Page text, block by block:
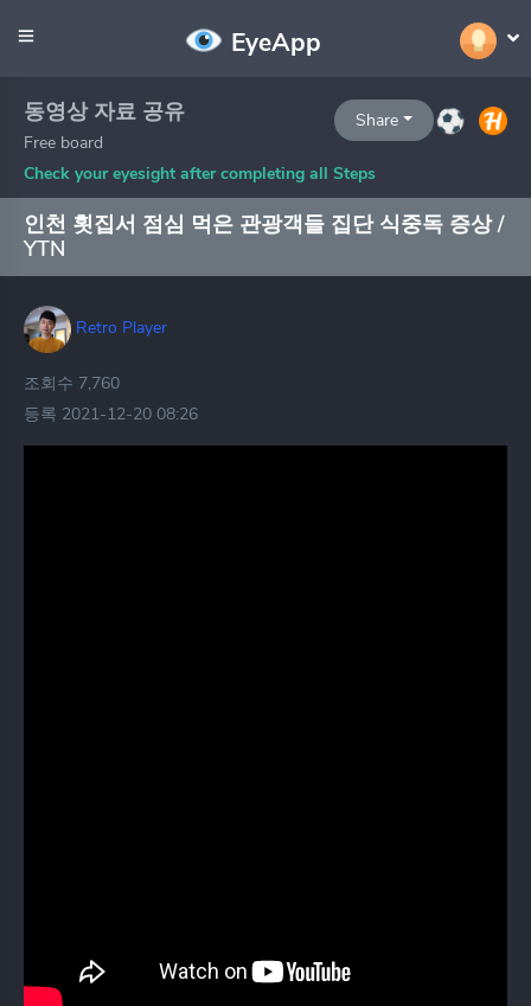
EyeApp
Share
동영상 자료 공유
Free board
Check your eyesight after completing all Steps
인천 횟집서 점심 먹은 관광객들 집단 식중독 증상 /
YTN
Retro Player
조회수 7,760
등록 2021-12-20 08:26